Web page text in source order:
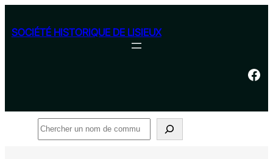
contenu
SOCIÉTÉ HISTORIQUE DE LISIEUX
Facebook
Rechercher